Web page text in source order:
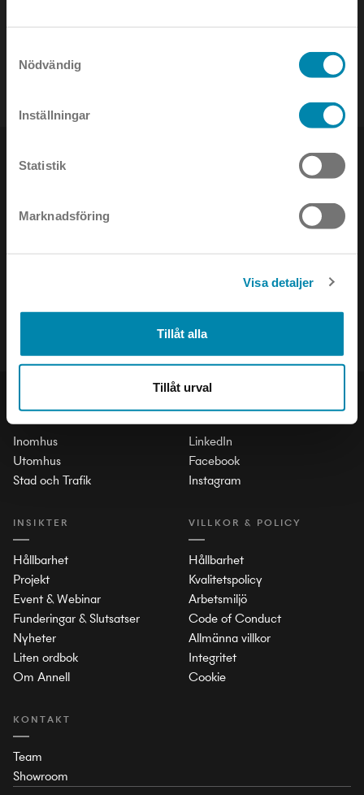
Nödvändig
Inställningar
Statistik
Marknadsföring
Visa detaljer
Tillåt alla
Tillåt urval
e-mail:info@annell.se
tel:08-442 90 00
NYHETSBREV
Håll dig uppdaterad om det senaste inom ljusets värld!
Inomhus
Utomhus
Stad och Trafik
INSIKTER
Hållbarhet
Projekt
Event & Webinar
Funderingar & Slutsatser
Nyheter
Liten ordbok
Om Annell
KONTAKT
Team
Showroom
LinkedIn
Facebook
Instagram
VILLKOR & POLICY
Hållbarhet
Kvalitetspolicy
Arbetsmiljö
Code of Conduct
Allmänna villkor
Integritet
Cookie